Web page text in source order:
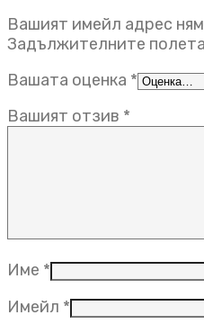
Вашият имейл адрес
Задължителните
Вашата оценка *
Вашият отзив *
Име *
Имейл *